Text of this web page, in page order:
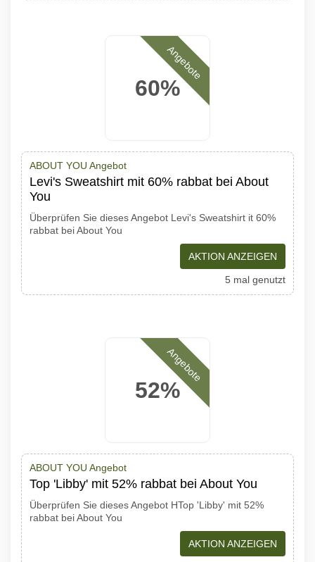
60%
Angebote
ABOUT YOU Angebot
Levi's Sweatshirt mit 60% rabbat bei About
You
Überprüfen Sie dieses Angebot Levi's Sweatshirt it 60%
rabbat bei About You
AKTION ANZEIGEN
5 mal genutzt
52%
Angebote
ABOUT YOU Angebot
Top 'Libby' mit 52% rabbat bei About You
Überprüfen Sie dieses Angebot HTop 'Libby' mit 52%
rabbat bei About You
AKTION ANZEIGEN